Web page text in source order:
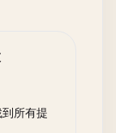
所有提